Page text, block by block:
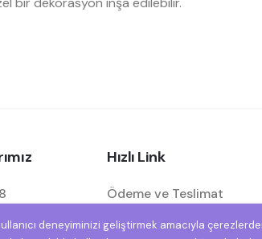
1
Hızlı Link
Ödeme ve Teslimat
Mesafeli Satış Sözleşmesi
deneyiminizi geliştirmek amacıyla